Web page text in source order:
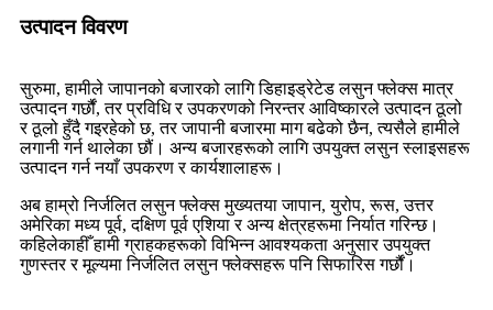
उत्पादन विवरण
सुरुमा, हामीले जापानको बजारको लागि डिहाइड्रेटेड लसुन फ्लेक्स मात्र
उत्पादन गर्छौं, तर प्रविधि र उपकरणको निरन्तर आविष्कारले उत्पादन ठूलो
र ठूलो हुँदै गइरहेको छ, तर जापानी बजारमा माग बढेको छैन, त्यसैले हामीले
लगानी गर्न थालेका छौं। अन्य बजारहरूको लागि उपयुक्त लसुन स्लाइसहरू
उत्पादन गर्न नयाँ उपकरण र कार्यशालाहरू।
अब हाम्रो निर्जलित लसुन फ्लेक्स मुख्यतया जापान, युरोप, रूस, उत्तर
अमेरिका मध्य पूर्व, दक्षिण पूर्व एशिया र अन्य क्षेत्रहरूमा निर्यात गरिन्छ।
कहिलेकाहीँ हामी ग्राहकहरूको विभिन्न आवश्यकता अनुसार उपयुक्त
गुणस्तर र मूल्यमा निर्जलित लसुन फ्लेक्सहरू पनि सिफारिस गर्छौं।